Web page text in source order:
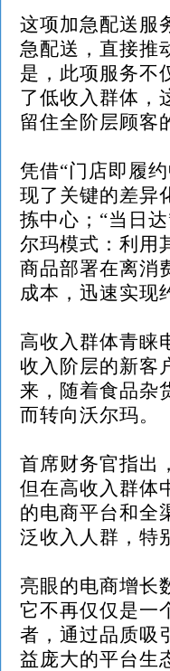
这项加急配送服
急配送，直接推
是，此项服务不
了低收入群体，
留住全阶层顾客
凭借“门店即履
现了关键的差异
拣中心；“当日
尔玛模式：利用
商品部署在离消
成本，迅速实现
高收入群体青睐
收入阶层的新客
来，随着食品杂
而转向沃尔玛。
首席财务官指出
但在高收入群体
的电商平台和全
泛收入人群，特
亮眼的电商增长
它不再仅仅是一
者，通过品质吸
益庞大的平台生